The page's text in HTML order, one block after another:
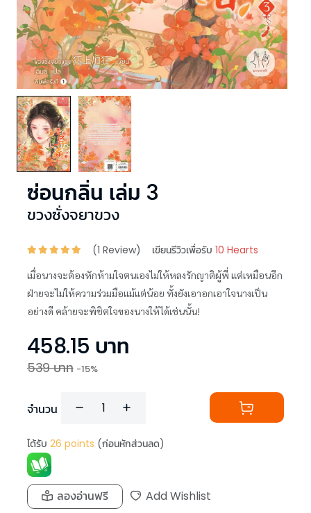
ซ่อนกลิ่น เล่ม 3
ขวงซั่งจยาขวง
(1 Review) เขียนรีวิวเพื่อรับ 10 Hearts
เมื่อนางจะต้องหักห้ามใจตนเองไม่ให้หลงรักญาติผู้พี่ แต่เหมือนอีก
ฝ่ายจะไม่ให้ความร่วมมือแม้แต่น้อย ทั้งยังเอาอกเอาใจนางเป็น
อย่างดี คล้ายจะพิชิตใจของนางให้ได้เช่นนั้น!
458.15 บาท
539บาท -15%
จำนวน
ได้รับ 26 points (ก่อนหักส่วนลด)
ลองอ่านฟรี Add Wishlist